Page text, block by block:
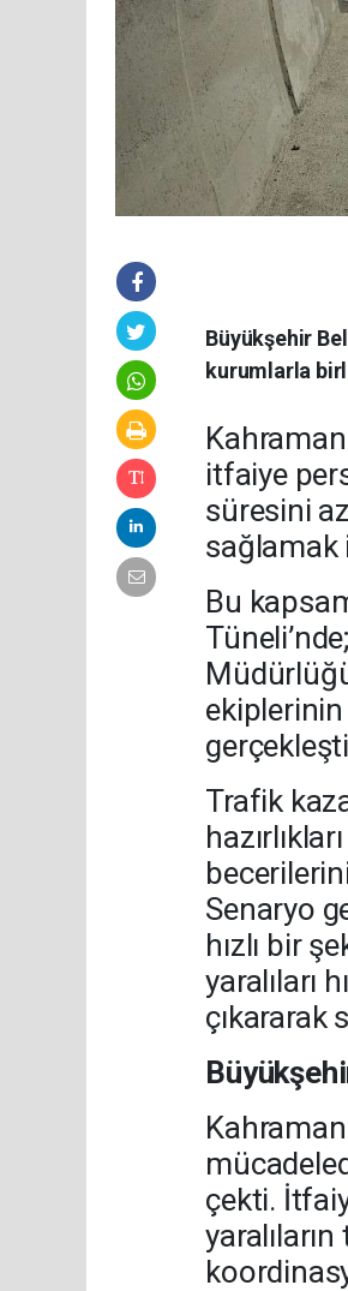
Büyükşehir
kurumlarla
itfaiye
süresini
sağlamak
Bu
ekiplerinin
Trafik
Senaryo
hızlı bir
yaralıları
çıkararak
çekti.